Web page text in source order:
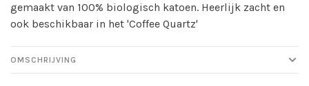
gemaakt van 100% biologisch katoen. Heerlijk zacht en
ook beschikbaar in het 'Coffee Quartz'
OMSCHRIJVING